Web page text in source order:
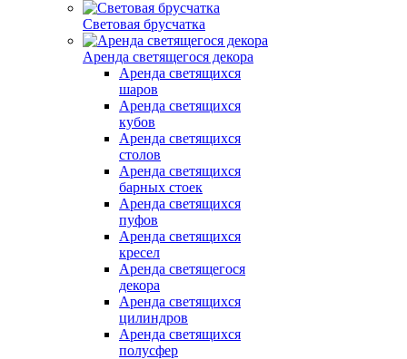
Световая брусчатка
Аренда светящегося декора
Аренда светящихся
шаров
Аренда светящихся
кубов
Аренда светящихся
столов
Аренда светящихся
барных стоек
Аренда светящихся
пуфов
Аренда светящихся
кресел
Аренда светящегося
декора
Аренда светящихся
цилиндров
Аренда светящихся
полусфер